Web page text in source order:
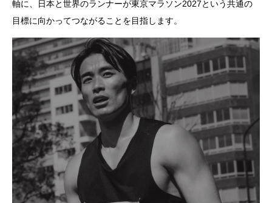
軸に、日本と世界のランナーが東京マラソン2027という共通の
目標に向かってつながることを目指します。